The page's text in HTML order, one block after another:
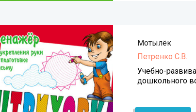
Мотылёк
Петренко С.В.
Учебно-
дошкольного